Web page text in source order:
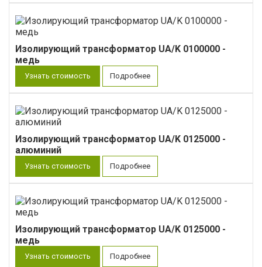
Изолирующий трансформатор UA/K 0100000 -
медь
Узнать стоимость Подробнее
Изолирующий трансформатор UA/K 0125000 -
алюминий
Узнать стоимость Подробнее
Изолирующий трансформатор UA/K 0125000 -
медь
Узнать стоимость Подробнее